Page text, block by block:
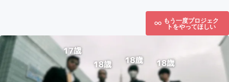
もう一度プロジェク
トをやってほしい